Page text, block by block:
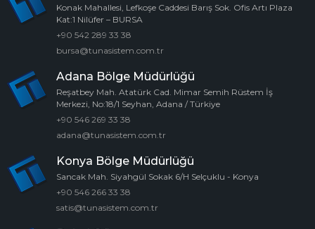
Konak Mahallesi, Lefkoşe Caddesi Barış Sok. Ofis Artı Plaza
Kat:1 Nilüfer – BURSA
+90 542 289 33 38
bursa@tunasistem.com.tr
Adana Bölge Müdürlüğü
Reşatbey Mah. Atatürk Cad. Mimar Semih Rüstem İş
Merkezi, No:18/1 Seyhan, Adana / Türkiye
+90 546 269 33 38
adana@tunasistem.com.tr
Konya Bölge Müdürlüğü
Sancak Mah. Siyahgül Sokak 6/H Selçuklu - Konya
+90 546 266 33 38
satis@tunasistem.com.tr